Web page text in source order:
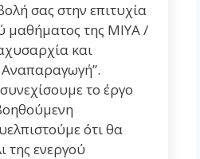
σας στην επιτυχία
μαθήματος της ΜΙΥΑ /
και
το έργο
ότι θα
της ενεργού